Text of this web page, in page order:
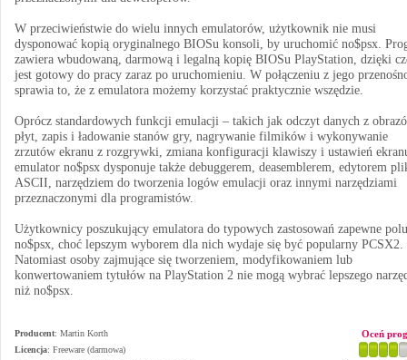
W przeciwieństwie do wielu innych emulatorów, użytkownik nie musi
dysponować kopią oryginalnego BIOSu konsoli, by uruchomić no$psx.
zawiera wbudowaną, darmową i legalną kopię BIOSu PlayStation, dzięki
jest gotowy do pracy zaraz po uruchomieniu. W połączeniu z jego
sprawia to, że z emulatora możemy korzystać praktycznie wszędzie.
Oprócz standardowych funkcji emulacji – takich jak odczyt danych z
płyt, zapis i ładowanie stanów gry, nagrywanie filmików i wykonywanie
zrzutów ekranu z rozgrywki, zmiana konfiguracji klawiszy i ustawień
emulator no$psx dysponuje także debuggerem, deasemblerem, edytorem
ASCII, narzędziem do tworzenia logów emulacji oraz innymi narzędziami
przeznaczonymi dla programistów.
Użytkownicy poszukujący emulatora do typowych zastosowań zapewne
no$psx, choć lepszym wyborem dla nich wydaje się być popularny PCSX2.
Natomiast osoby zajmujące się tworzeniem, modyfikowaniem lub
konwertowaniem tytułów na PlayStation 2 nie mogą wybrać lepszego
niż no$psx.
Producent: Martin Korth
Licencja: Freeware (darmowa)
Oceń